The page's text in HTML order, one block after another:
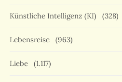
Künstliche Intelligenz (KI) (328)
Lebensreise (963)
Liebe (1.117)